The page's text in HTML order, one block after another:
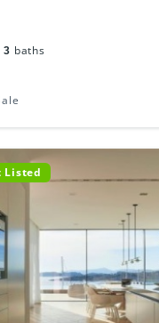
3 baths
Listed